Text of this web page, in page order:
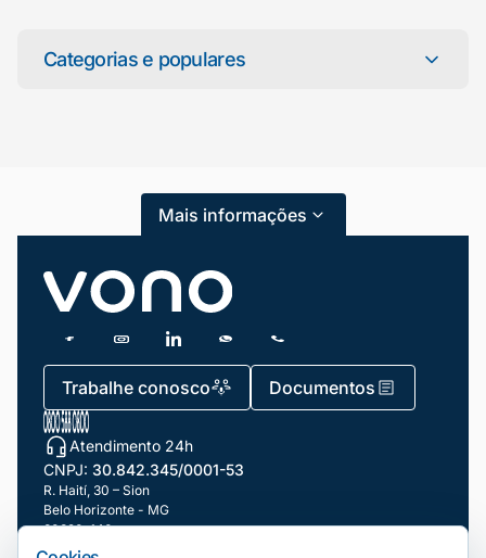
Categorias e populares
Atendimento ao Cliente
Blog
Dicas e Tutoriais
Gestão de Condomínios
Gestão de Frotas
Gestão de Negócios
Gestão de pessoas e Liderança
Gestão Financeira
Mais informações
Trabalhe conosco Documentos
Atendimento 24h
CNPJ: 30.842.345/0001-53
R. Haití, 30 – Sion
Belo Horizonte - MG
30320-140
online agora